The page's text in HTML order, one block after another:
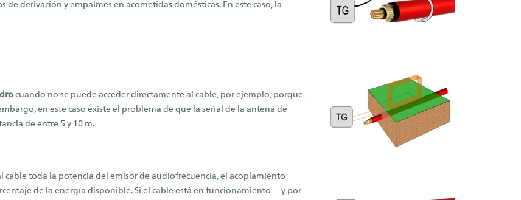
derivación y empalmes en acometidas domésticas. En este caso, la
cuando no se puede acceder directamente al cable, por ejemplo, porque,
en este caso existe el problema de que la señal de la antena de
de entre 5 y 10 m.
cable toda la potencia del emisor de audiofrecuencia, el acoplamiento
de la energía disponible. Si el cable está en funcionamiento —y por